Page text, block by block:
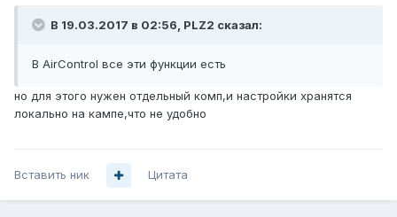
В 19.03.2017 в 02:56, PLZ2 сказал:
В AirControl все эти функции есть
но для этого нужен отдельный комп,и настройки хранятся
локально на кампе,что не удобно
Вставить ник Цитата